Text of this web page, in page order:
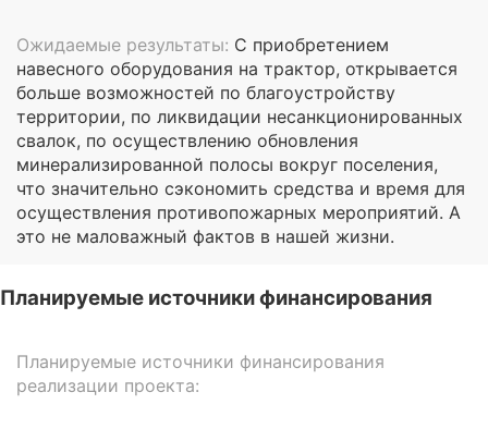
Ожидаемые результаты: С приобретением
навесного оборудования на трактор, открывается
больше возможностей по благоустройству
территории, по ликвидации несанкционированных
свалок, по осуществлению обновления
минерализированной полосы вокруг поселения,
что значительно сэкономить средства и время для
осуществления противопожарных мероприятий. А
это не маловажный фактов в нашей жизни.
Планируемые источники финансирования
Планируемые источники финансирования
реализации проекта: